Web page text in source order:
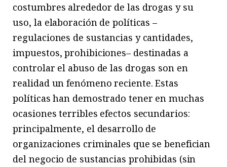
costumbres alrededor de las drogas y su
uso, la elaboración de políticas –
regulaciones de sustancias y cantidades,
impuestos, prohibiciones– destinadas a
controlar el abuso de las drogas son en
realidad un fenómeno reciente. Estas
políticas han demostrado tener en muchas
ocasiones terribles efectos secundarios:
principalmente, el desarrollo de
organizaciones criminales que se benefician
del negocio de sustancias prohibidas (sin